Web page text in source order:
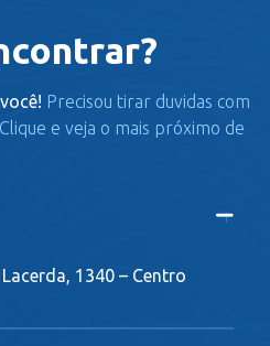
Precisou tirar duvidas com
e veja o mais próximo de
1340 – Centro